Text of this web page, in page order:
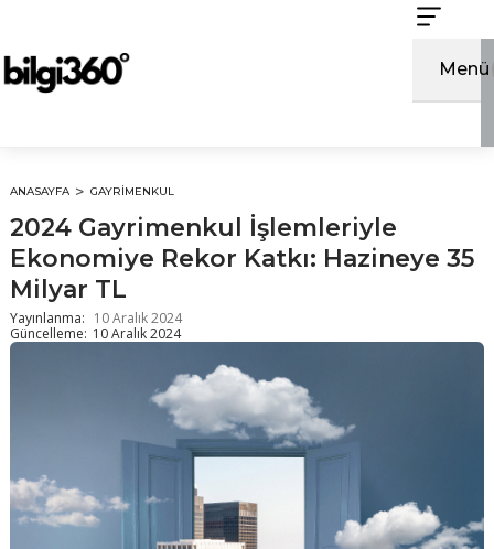
Menü
ANASAYFA GAYRIMENKUL
2024 Gayrimenkul İşlemleriyle
Ekonomiye Rekor Katkı: Hazineye 35
Milyar TL
Yayınlanma: 10 Aralık 2024
Güncelleme: 10 Aralık 2024